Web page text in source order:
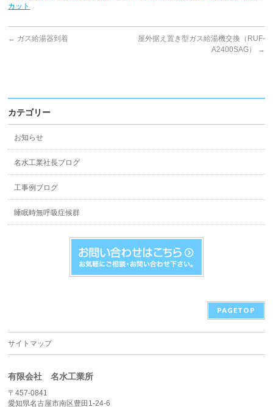
カット
← ガス給湯器到着
屋外据え置き型ガス給湯機交換（RUF-
A2400SAG）
→
カテゴリー
お知らせ
名水工業社長ブログ
工事例ブログ
睡眠時無呼吸症候群
PAGETOP
サイトマップ
有限会社 名水工業所
〒457-0841
愛知県名古屋市南区豊田1-24-6